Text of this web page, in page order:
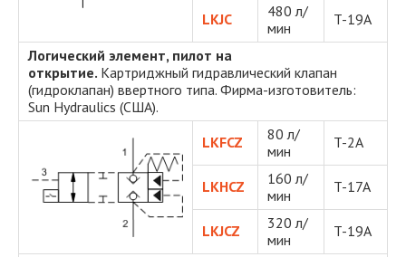
LKJC
480 л/
мин
T-19A
Логический элемент, пилот на
открытие. Картриджный гидравлический клапан
(гидроклапан) ввертного типа. Фирма-изготовитель:
Sun Hydraulics (США).
LKFCZ
80 л/
мин
T-2A
LKHCZ
160 л/
мин
T-17A
LKJCZ
320 л/
мин
T-19A